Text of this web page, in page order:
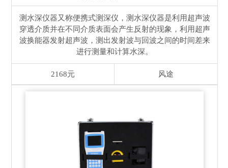
测水深仪器又称便携式测深仪，测水深仪器是利用超声波
穿透介质并在不同介质表面会产生反射的现象，利用超声
波换能器发射超声波，测出发射波与回波之间的时间差来
进行测量和计算水深。
2168元 风途